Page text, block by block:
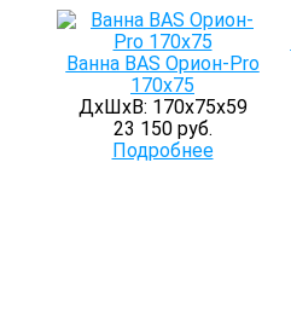
Ванна BAS Орион-Pro
170х75
ДхШхВ: 170х75х59
23 150 руб.
Подробнее